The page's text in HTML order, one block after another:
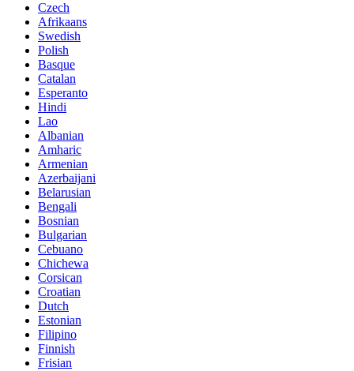
Czech
Afrikaans
Swedish
Polish
Basque
Catalan
Esperanto
Hindi
Lao
Albanian
Amharic
Armenian
Azerbaijani
Belarusian
Bengali
Bosnian
Bulgarian
Cebuano
Chichewa
Corsican
Croatian
Dutch
Estonian
Filipino
Finnish
Frisian